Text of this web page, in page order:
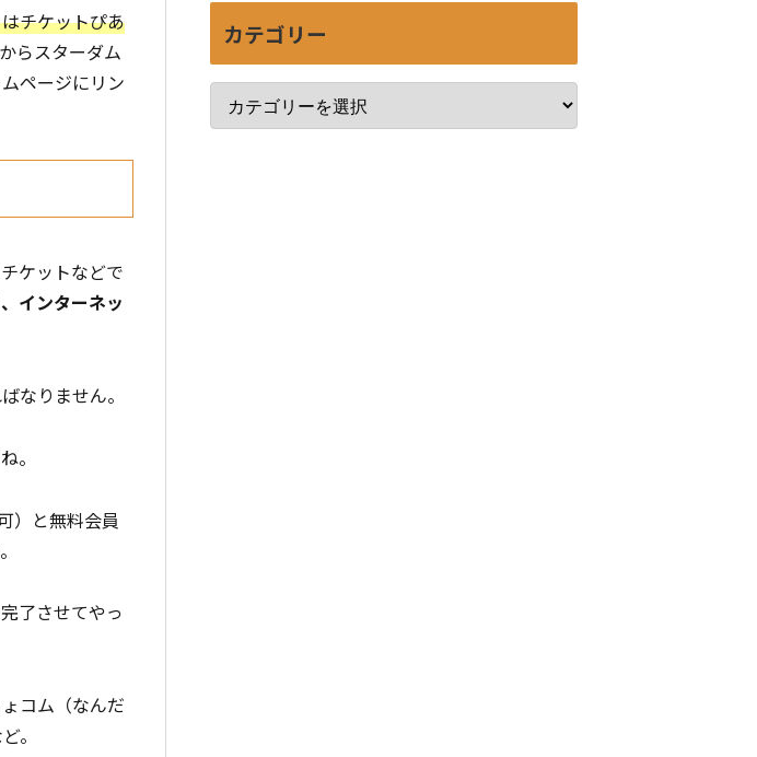
チケットぴあ
らスターダム
ページにリン
ケットなどで
インターネッ
なりません。
。
）と無料会員
。
了させてやっ
コム（なんだ
。
カテゴリー